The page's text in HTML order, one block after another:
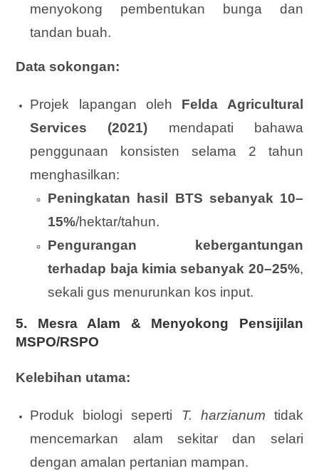
menyokong pembentukan bunga dan
tandan buah.
Data sokongan:
Projek lapangan oleh Felda Agricultural
Services (2021) mendapati bahawa
penggunaan konsisten selama 2 tahun
menghasilkan:
Peningkatan hasil BTS sebanyak 10–
15%/hektar/tahun.
Pengurangan kebergantungan
terhadap baja kimia sebanyak 20–25%,
sekali gus menurunkan kos input.
5. Mesra Alam & Menyokong Pensijilan
MSPO/RSPO
Kelebihan utama:
Produk biologi seperti T. harzianum tidak
mencemarkan alam sekitar dan selari
dengan amalan pertanian mampan.